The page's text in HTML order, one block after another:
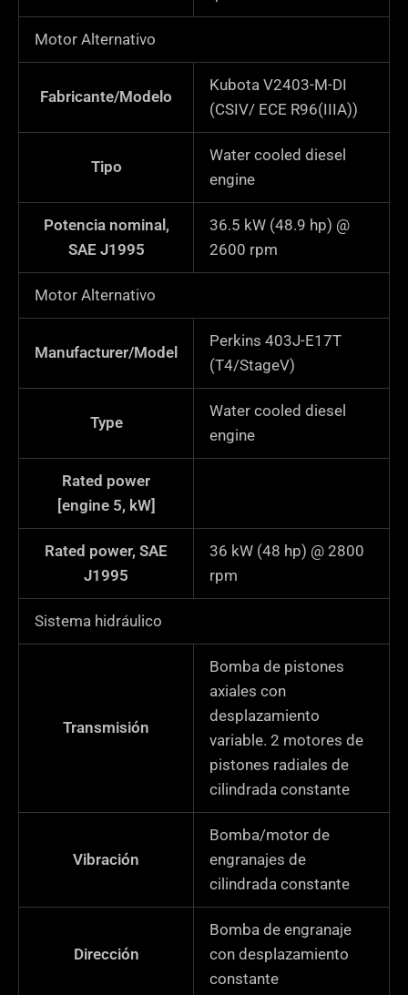
Motor Alternativo
Fabricante/Modelo
Kubota V2403-M-DI
(CSIV/ ECE R96(IIIA))
Tipo
Water cooled diesel
engine
Potencia nominal,
SAE J1995
36.5 kW (48.9 hp) @
2600 rpm
Motor Alternativo
Manufacturer/Model
Perkins 403J-E17T
(T4/StageV)
Type
Water cooled diesel
engine
Rated power
[engine 5, kW]
Rated power, SAE
J1995
36 kW (48 hp) @ 2800
rpm
Sistema hidráulico
Transmisión
Bomba de pistones
axiales con
desplazamiento
variable. 2 motores de
pistones radiales de
cilindrada constante
Vibración
Bomba/motor de
engranajes de
cilindrada constante
Dirección
Bomba de engranaje
con desplazamiento
constante